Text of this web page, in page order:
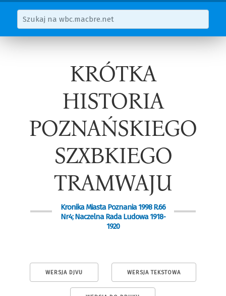
KRÓTKA
HISTORIA
POZNAŃSKIEGO
SZXBKIEGO
TRAMWAJU
Kronika Miasta Poznania 1998 R.66
Nr4; Naczelna Rada Ludowa 1918-
1920
WERSJA DJVU WERSJA TEKSTOWA